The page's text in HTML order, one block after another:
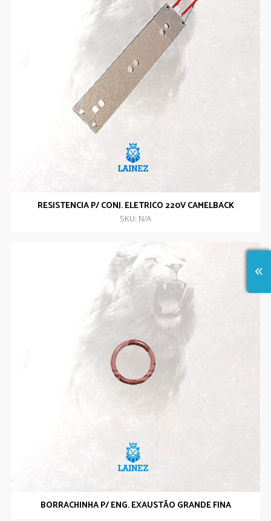
RESISTENCIA P/ CONJ. ELETRICO 220V CAMELBACK
SKU: N/A
BORRACHINHA P/ ENG. EXAUSTÃO GRANDE FINA